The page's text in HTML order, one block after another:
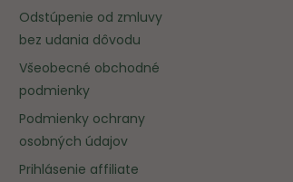
Odstúpenie od zmluvy
bez udania dôvodu
Všeobecné obchodné
podmienky
Podmienky ochrany
osobných údajov
Prihlásenie affiliate